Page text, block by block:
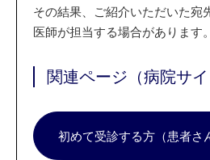
その結果、ご紹介いただいた宛
医師が担当する場合があります。
関連ページ（病院サイ
初めて受診する方（患者さ